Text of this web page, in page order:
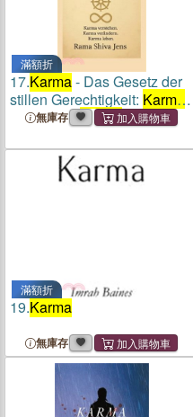
滿額折
17.Karma- Das Gesetz der
stillen Gerechtigkeit: Karma
verstehen.Karma
無庫存
滿額折
19.Karma
無庫存